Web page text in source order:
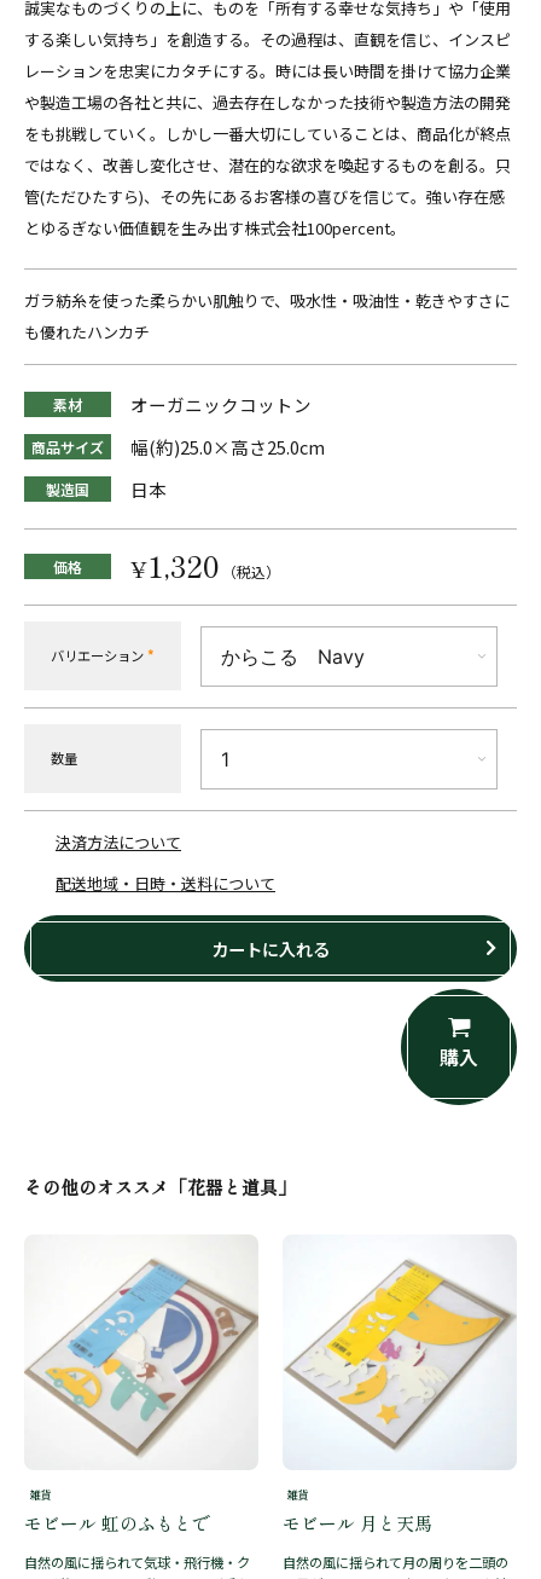
誠実なものづくりの上に、ものを「所有する幸せな気持ち」や「使用
する楽しい気持ち」を創造する。その過程は、直観を信じ、インスピ
レーションを忠実にカタチにする。時には長い時間を掛けて協力企業
や製造工場の各社と共に、過去存在しなかった技術や製造方法の開発
をも挑戦していく。しかし一番大切にしていることは、商品化が終点
ではなく、改善し変化させ、潜在的な欲求を喚起するものを創る。只
管(ただひたすら)、その先にあるお客様の喜びを信じて。強い存在感
とゆるぎない価値観を生み出す株式会社100percent。
ガラ紡糸を使った柔らかい肌触りで、吸水性・吸油性・乾きやすさに
も優れたハンカチ
素材 オーガニックコットン
商品サイズ 幅(約)25.0×高さ25.0cm
製造国 日本
価格 ¥1,320 （税込）
バリエーション *
数量
決済方法について
配送地域・日時・送料について
カートに入れる
購入
その他のオススメ「花器と道具」
雑貨
モビール 虹のふもとで
自然の風に揺られて気球・飛行機・ク
雑貨
モビール 月と天馬
自然の風に揺られて月の周りを二頭の